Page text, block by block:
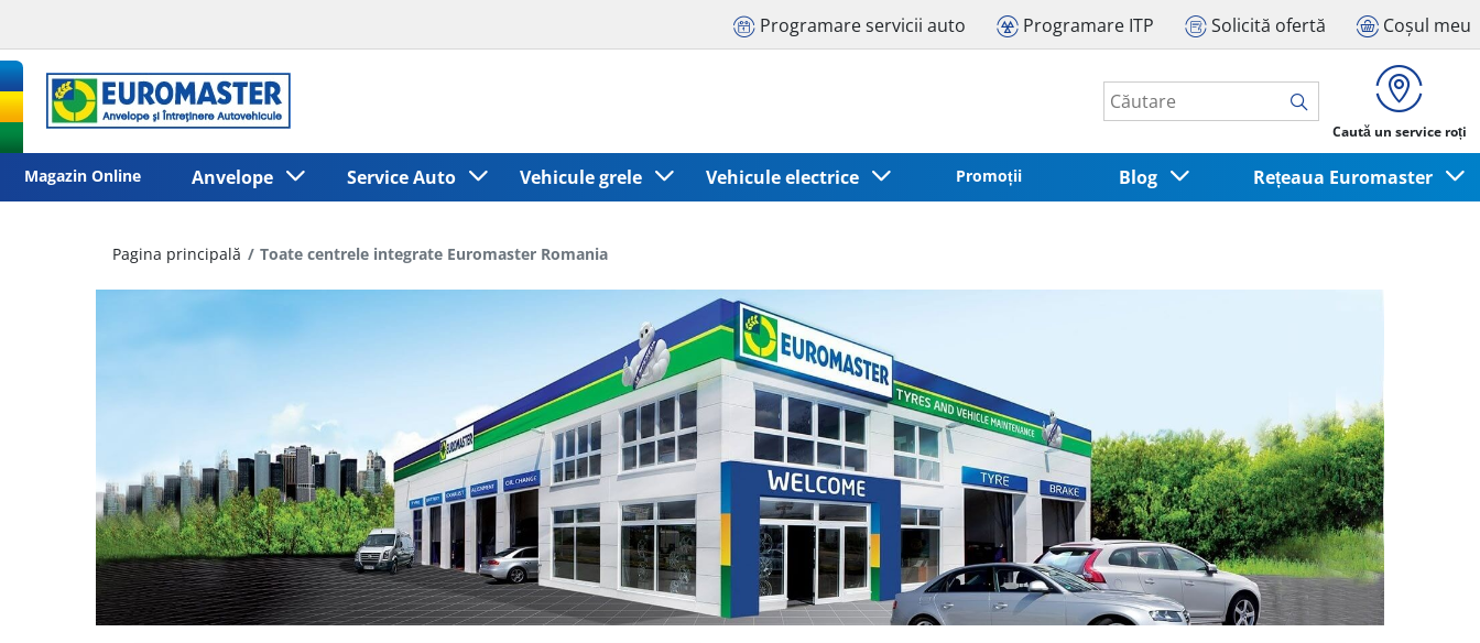
Programare servicii auto Programare ITP Solicită ofertă Coșul meu
Caută un service roți
Magazin Online Anvelope Service Auto Vehicule grele Vehicule electrice Promoții Blog Rețeaua Euromaster
Pagina principală Toate centrele integrate Euromaster Romania